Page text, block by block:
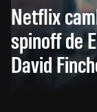
Netflix
spinoff de
David